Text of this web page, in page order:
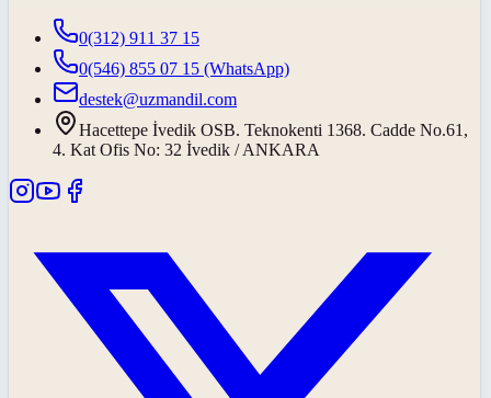
0(312) 911 37 15
0(546) 855 07 15 (WhatsApp)
destek@uzmandil.com
Hacettepe İvedik OSB. Teknokenti 1368. Cadde No.61,
4. Kat Ofis No: 32 İvedik / ANKARA